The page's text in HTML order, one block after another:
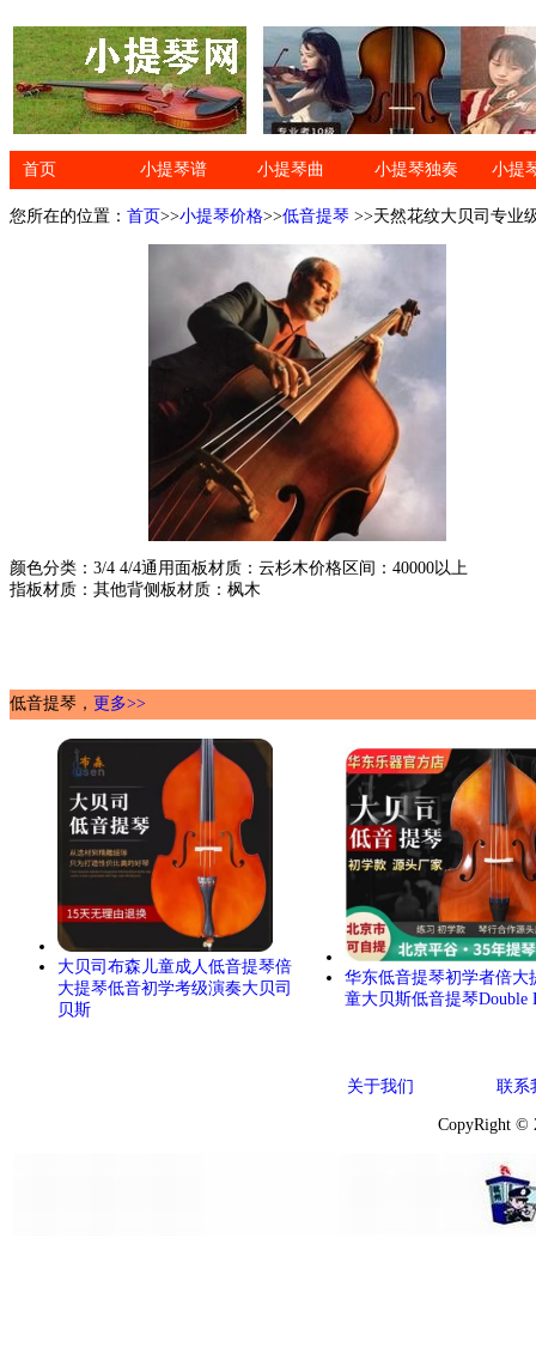
首页 小提琴谱 小提琴曲 小提琴独奏 小提
您所在的位置： 首页>>小提琴价格>>低音提琴 >>天然花纹大贝司专业
颜色分类：3/4 4/4通用面板材质：云杉木价格区间：40000以上
指板材质：其他背侧板材质：枫木
低音提琴， 更多>>
大贝司布森儿童成人低音提琴倍
大提琴低音初学考级演奏大贝司
贝斯
华东低音提琴初学者倍大
童大贝斯低音提琴Double
关于我们 联系
CopyRight ©